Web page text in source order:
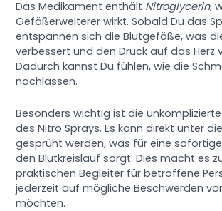
Das Medikament enthält Nitroglycerin,
Gefäßerweiterer wirkt. Sobald Du das
entspannen sich die Blutgefäße, was
verbessert und den Druck auf das Herz
Dadurch kannst Du fühlen, wie die
nachlassen.
Besonders wichtig ist die
des Nitro Sprays. Es kann direkt unter
gesprüht werden, was für eine
den Blutkreislauf sorgt. Dies macht es
praktischen Begleiter für betroffene
jederzeit auf mögliche Beschwerden
möchten.